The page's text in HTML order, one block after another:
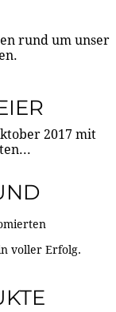
rund um unser
2017 mit
voller Erfolg.